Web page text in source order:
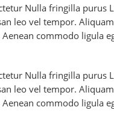
Nulla fringilla purus
leo vel tempor.
commodo ligula
Nulla fringilla purus
leo vel tempor.
commodo ligula